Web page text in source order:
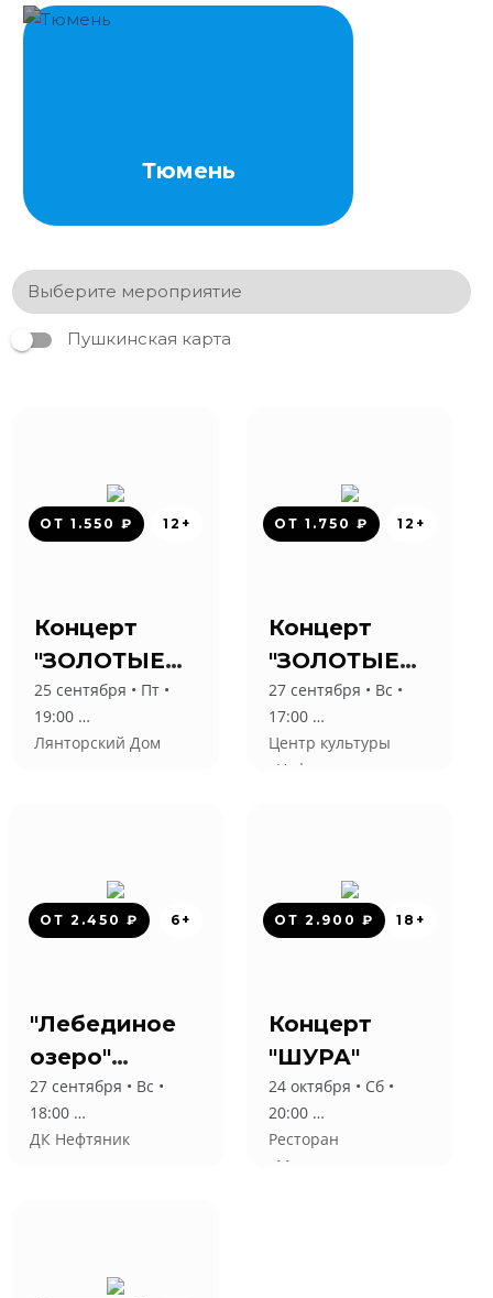
Тюмень
Пушкинская карта
ОТ 1.550 ₽ 12+
Концерт
"ЗОЛОТЫЕ
ХИТЫ 90-х и
2000-х"
25 сентября • Пт •
19:00
Лянторский Дом
ОТ 1.750 ₽ 12+
Концерт
"ЗОЛОТЫЕ
ХИТЫ 90-х и
2000-х"
27 сентября • Вс •
17:00
Центр культуры
«Нефтяник»
ОТ 2.450 ₽ 6+
"Лебединое
озеро"
Классический
Русский
Балет
27 сентября • Вс •
18:00
ДК Нефтяник
ОТ 2.900 ₽ 18+
Концерт
"ШУРА"
24 октября • Сб •
20:00
Ресторан
«Максимилианс»